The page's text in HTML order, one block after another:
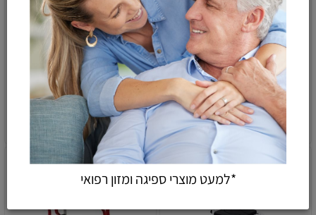
כסא רחצה שירותים למידות
מיוחדות
₪1,620
₪1,350
הוספה לסל
כסא רחצה ושירותים נייד
Bonn
₪ 2,028
1,690
הוספה לסל
*למעט מוצרי ספיגה ומזון רפואי